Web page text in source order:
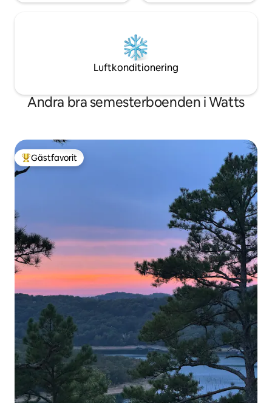
Luftkonditionering
Andra bra semesterboenden i Watts
Populär gästfavorit
Gästfavorit